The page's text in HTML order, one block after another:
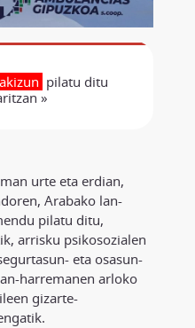
pilatu ditu
»
urte eta erdian,
Arabako lan-
pilatu ditu,
arrisku psikosozialen
eta osasun-
harremanen arloko
gizarte-